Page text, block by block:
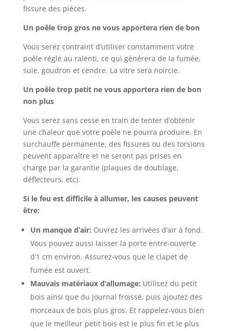
fissure des pièces.
Un poêle trop gros ne vous apportera rien de bon
Vous serez contraint d’utiliser constamment votre
poêle réglé au ralenti, ce qui générera de la fumée,
suie, goudron et cendre. La vitre sera noircie.
Un poêle trop petit ne vous apportera rien de bon
non plus
Vous serez sans cesse en train de tenter d’obtenir
une chaleur que votre poêle ne pourra produire. En
surchauffe permanente, des fissures ou des torsions
peuvent apparaître et ne seront pas prises en
charge par la garantie (plaques de doublage,
déflecteurs, etc).
Si le feu est difficile à allumer, les causes peuvent
être:
Un manque d’air: Ouvrez les arrivées d’air à fond.
Vous pouvez aussi laisser la porte entre-ouverte
d’1 cm environ. Assurez-vous que le clapet de
fumée est ouvert.
Mauvais matériaux d’allumage: Utilisez du petit
bois ainsi que du journal froissé, puis ajoutez des
morceaux de bois plus gros. Et rappelez-vous bien
que le meilleur petit bois est le plus fin et le plus